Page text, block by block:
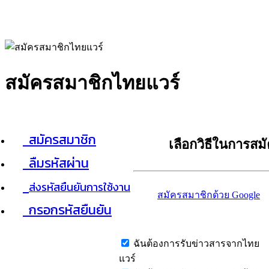
สมัครสมาชิกไทยแวร์
สมัครสมาชิก
ลืมรหัสผ่าน
ส่งรหัสยืนยันการใช้งาน
กรอกรหัสยืนยัน
เลือกวิธีในการส
สมัครสมาชิกด้วย Google
ฉันต้องการรับข่าวสารจากไทย
แวร์